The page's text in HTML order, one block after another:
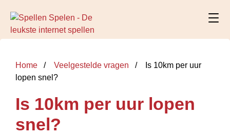
Home Veelgestelde vragen
Is 10km per uur
lopen snel?
Is 10km per uur lopen
snel?